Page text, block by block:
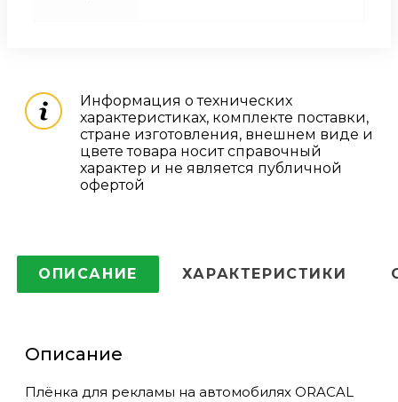
Информация о технических
характеристиках, комплекте поставки,
стране изготовления, внешнем виде и
цвете товара носит справочный
характер и не является публичной
офертой
ОПИСАНИЕ ХАРАКТЕРИСТИКИ
Описание
Плёнка для рекламы на автомобилях ORACAL